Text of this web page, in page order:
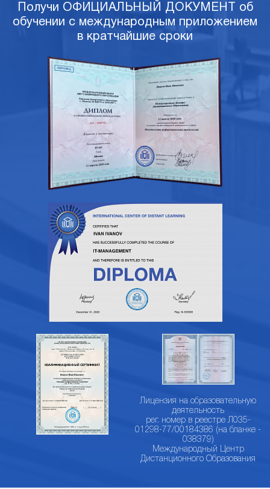
Получи ОФИЦИАЛЬНЫЙ ДОКУМЕНТ об
обучении с международным приложением
в кратчайшие сроки
Лицензия на образовательную
деятельность
рег. номер в реестре Л035-
01298-77/00184386 (на бланке -
038379)
Международный Центр
Дистанционного Образования